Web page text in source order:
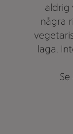
aldrig
några
laga.